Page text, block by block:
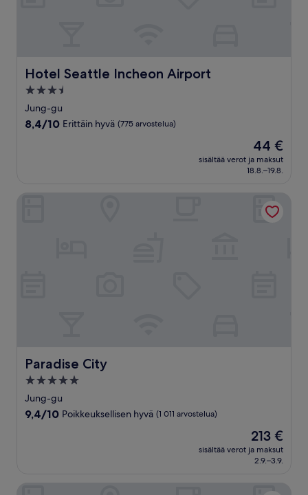
Hotel Seattle Incheon Airport
Hotel Seattle Incheon Airport
3.5
tähden
majoituspaikka
Jung-gu
8.4
arvostelua)
8,4/10 Erittäin hyvä (775 arvostelua)
Hinta
on
44 €
44 €
sisältää verot ja maksut
18.8.–19.8.
Paradise City
Paradise City
5.0
tähden
majoituspaikka
Jung-gu
9.4
arvostelua)
9,4/10 Poikkeuksellisen hyvä (1 011 arvostelua)
Hinta
on
213 €
213 €
sisältää verot ja maksut
2.9.–3.9.